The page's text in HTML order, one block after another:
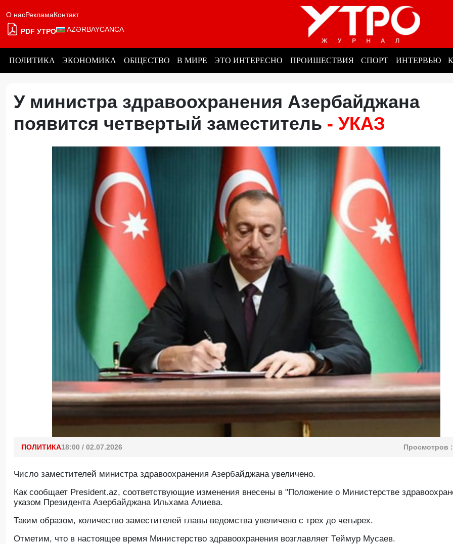
О насРекламаКонтакт
PDF УТРО AZƏRBAYCANCA
ПОЛИТИКА ЭКОНОМИКА ОБЩЕСТВО В МИРЕ ЭТО ИНТЕРЕСНО ПРОИШЕСТВИЯ СПОРТ ИНТЕРВЬЮ
У министра здравоохранения Азербайджана
появится четвертый заместитель - УКАЗ
ПОЛИТИКА18:00 / 02.07.2026 Просмотров :
Число заместителей министра здравоохранения Азербайджана увеличено.
Как сообщает President.az, соответствующие изменения внесены в "Положение о Министерстве
указом Президента Азербайджана Ильхама Алиева.
Таким образом, количество заместителей главы ведомства увеличено с трех до четырех.
Отметим, что в настоящее время Министерство здравоохранения возглавляет Теймур Мусаев.